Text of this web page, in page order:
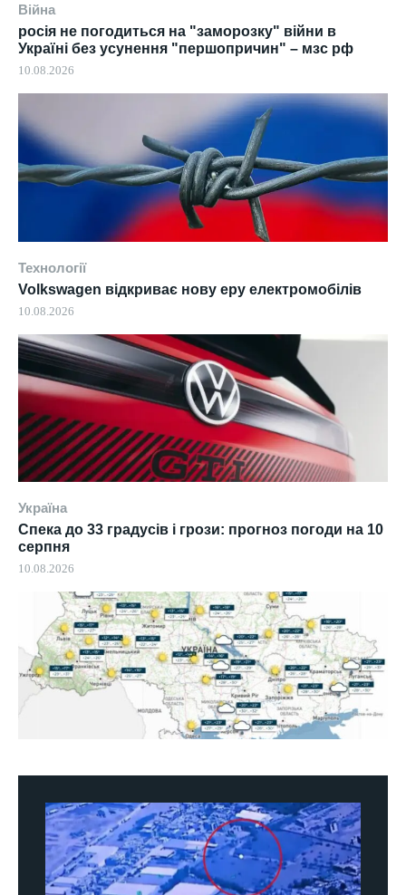
Війна
росія не погодиться на "заморозку" війни в
Україні без усунення "першопричин" – мзс рф
10.08.2026
Технології
Volkswagen відкриває нову еру електромобілів
10.08.2026
Україна
Спека до 33 градусів і грози: прогноз погоди на 10
серпня
10.08.2026